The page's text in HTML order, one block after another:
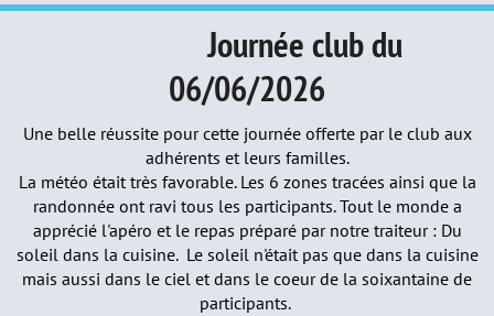
Journée club du
06/06/2026
Une belle réussite pour cette journée offerte par le club aux
adhérents et leurs familles.
La météo était très favorable. Les 6 zones tracées ainsi que la
randonnée ont ravi tous les participants. Tout le monde a
apprécié l'apéro et le repas préparé par notre traiteur : Du
soleil dans la cuisine. Le soleil n'était pas que dans la cuisine
mais aussi dans le ciel et dans le coeur de la soixantaine de
participants.